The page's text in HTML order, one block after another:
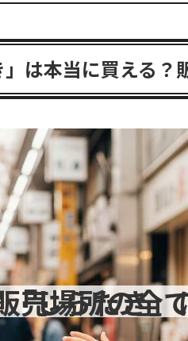
は本当に買える？
しらたき」は本当に買える？販売場所の